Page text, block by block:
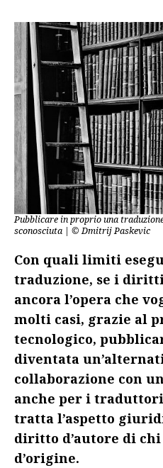
Pubblicare in proprio una
sconosciuta | © Dmitrij Paskevic
Con quali limiti
traduzione, se i
ancora l’opera che
molti casi, grazie al
tecnologico,
diventata
collaborazione con
anche per i
tratta l’aspetto
diritto d’autore di
d’origine.